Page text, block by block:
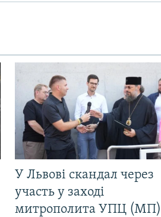
У Львові скандал через
участь у заході
митрополита УПЦ (МП)